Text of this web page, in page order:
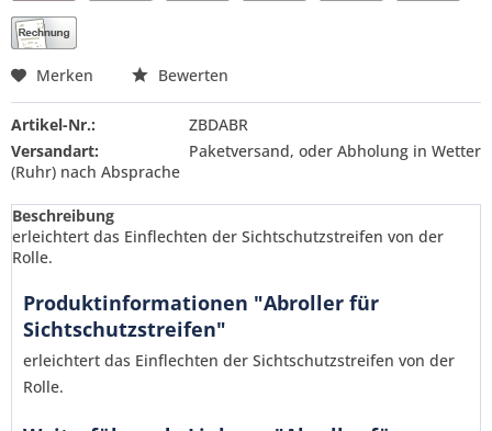
Merken Bewerten
Artikel-Nr.:
ZBDABR
Versandart:
Paketversand, oder Abholung in Wetter
(Ruhr) nach Absprache
Beschreibung
erleichtert das Einflechten der Sichtschutzstreifen von der
Rolle.
Produktinformationen "Abroller für
Sichtschutzstreifen"
erleichtert das Einflechten der Sichtschutzstreifen von der
Rolle.